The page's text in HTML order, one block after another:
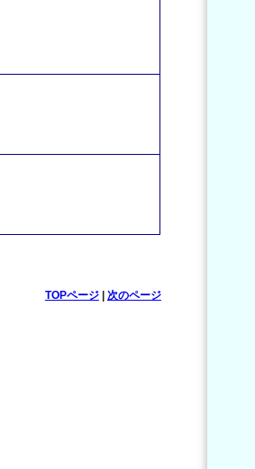
TOPページ| 次のページ